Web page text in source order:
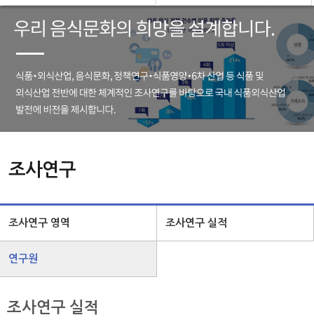
조사연구
조사연구 영역 조사연구 실적
연구원
조사연구 실적